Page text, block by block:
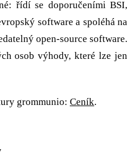
řídí se doporučeními BSI,
software a spoléhá na
open-source software.
osob výhody, které lze jen
grommunio: Ceník.